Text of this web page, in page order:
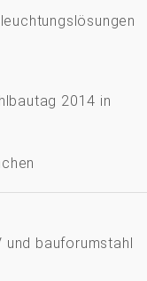
2014 in
und bauforumstahl